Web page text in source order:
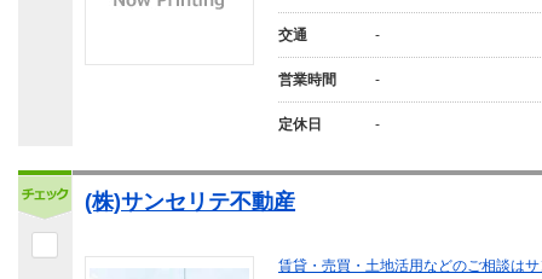
交通 -
営業時間 -
定休日 -
(株)サンセリテ不動産
賃貸・売買・土地活用などのご相談は